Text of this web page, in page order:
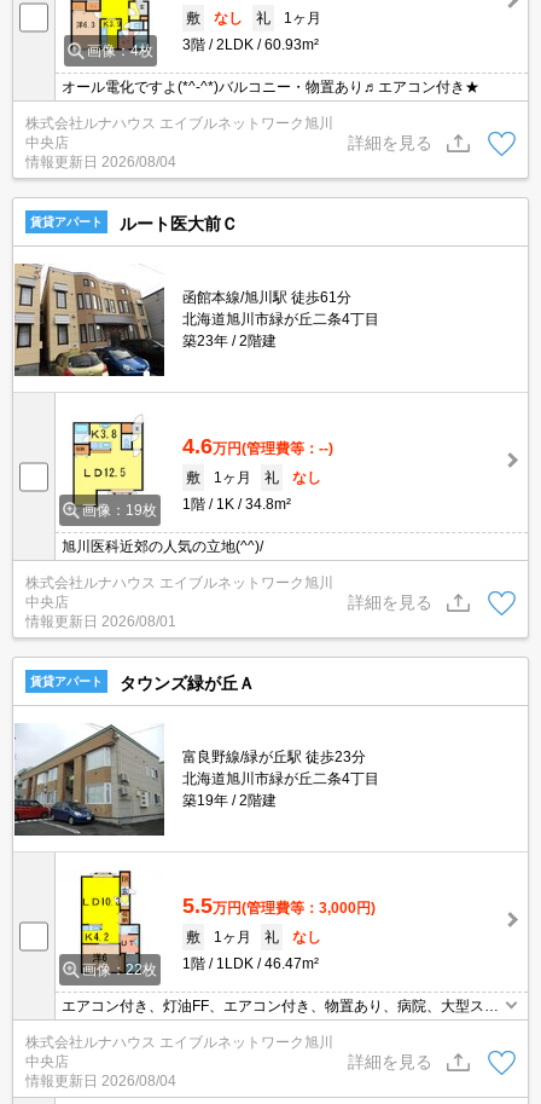
画像：4枚
敷
なし 礼
1ヶ月
3階
2LDK 60.93m²
オール電化ですよ(*^-^*)バルコニー・物置あり♬エアコン付き★
株式会社ルナハウス エイブルネットワーク旭川
中央店
情報更新日 2026/08/04
詳細を見る
賃貸アパート ルート医大前Ｃ
函館本線/旭川駅 徒歩61分
北海道旭川市緑が丘二条4丁目
築23年
2階建
画像：19枚
4.6万円(管理費等：--)
敷
1ヶ月 礼
なし
1階
1K 34.8m²
旭川医科近郊の人気の立地(^^)/
株式会社ルナハウス エイブルネットワーク旭川
中央店
情報更新日 2026/08/01
詳細を見る
賃貸アパート タウンズ緑が丘Ａ
富良野線/緑が丘駅 徒歩23分
北海道旭川市緑が丘二条4丁目
築19年
2階建
画像：22枚
5.5万円(管理費等：3,000円)
敷
1ヶ月 礼
なし
1階
1LDK 46.47m²
エアコン付き、灯油FF、エアコン付き、物置あり、病院、大型スー
パー近し(^^♪
株式会社ルナハウス エイブルネットワーク旭川
中央店
情報更新日 2026/08/04
詳細を見る